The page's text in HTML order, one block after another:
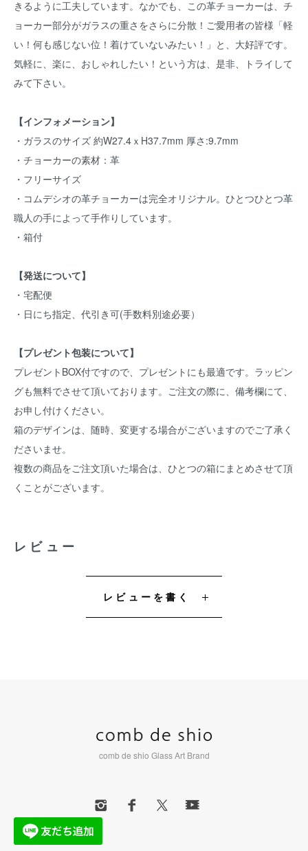
きるように工夫しています。なかでも、この革チョーカーは、チ
ョーカー部分がガラスの重さをさらに分散！ご愛用者の皆様「軽
い！何も感じない位！着けていないみたい！」と、大好評です。
気軽に、楽に、おしゃれしたい！という方は、是非、トライして
みて下さい。
【インフォメーション】
・ガラスのサイズ 約W27.4ｘH37.7mm 厚さ:9.7mm
・チョーカーの素材：革
・フリーサイズ
・コムデシオの革チョーカーは完全オリジナル。ひとつひとつ革
職人の手によって手作りしています。
・箱付
【発送について】
・宅配便
・日にち指定、代引き可(手数料別途必要）
【プレゼント包装について】
プレゼントBOX付ですので、プレゼントにも最適です。ラッピン
グも無料でさせて頂いております。ご注文の際に、備考欄にて、
お申し付けください。
箱のデザインは、随時、変更する場合がございますのでご了承く
ださいませ。
複数の商品をご注文頂いた場合は、ひとつの箱にまとめさせて頂
くことがございます。
レビュー
レビューを書く
comb de shio Glass Art Brand